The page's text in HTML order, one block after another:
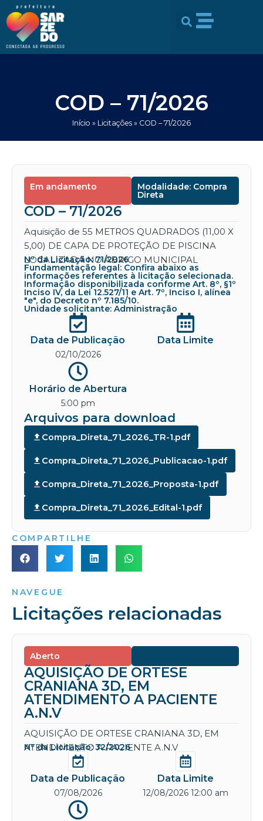
conteúdo
para
conteúdo
COD – 71/2026
Início » Licitações » COD – 71/2026
Em andamento Modalidade: Compra
Direta
COD – 71/2026
Aquisição de 55 METROS QUADRADOS (11,00 X
5,00) DE CAPA DE PROTEÇÃO DE PISCINA
LOCALIZADA NO ABRIGO MUNICIPAL
Nº da Licitação: 71/2026
Fundamentação legal: Confira abaixo as
informações referentes à licitação selecionada.
Informação disponibilizada conforme Art. 8º, §1º
Inciso IV, da Lei 12.527/11 e Art. 7º, Inciso I, alínea
"e", do Decreto nº 7.185/10.
Unidade solicitante: Administração
Data de Publicação
02/10/2026
Data Limite
Horário de Abertura
5:00 pm
Arquivos para download
Compra_Direta_71_2026_TR-1.pdf
Compra_Direta_71_2026_Publicacao-1.pdf
Compra_Direta_71_2026_Proposta-1.pdf
Compra_Direta_71_2026_Edital-1.pdf
COMPARTILHE
NAVEGUE
Licitações relacionadas
Aberto
AQUISIÇÃO DE ORTESE
CRANIANA 3D, EM
ATENDIMENTO A PACIENTE
A.N.V
AQUISIÇÃO DE ORTESE CRANIANA 3D, EM
ATENDIMENTO A PACIENTE A.N.V
Nº da Licitação: 32/2026
Data de Publicação
07/08/2026
Data Limite
12/08/2026 12:00 am